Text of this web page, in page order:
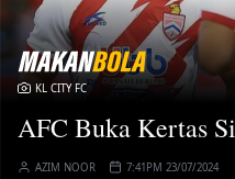
KL CITY FC
AFC Buka Kertas
AZIM NOOR 7:41PM 23/07/2024